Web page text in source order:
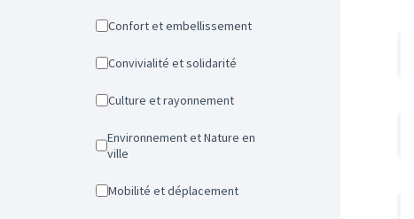
Confort et embellissement
Convivialité et solidarité
Culture et rayonnement
Environnement et Nature en
ville
Mobilité et déplacement